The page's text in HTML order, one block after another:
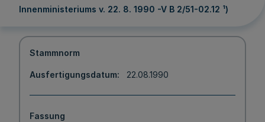
Innenministeriums v. 22. 8. 1990 -V B 2/51-02.12 ¹)
Stammnorm
Ausfertigungsdatum 22.08.1990
Fassung